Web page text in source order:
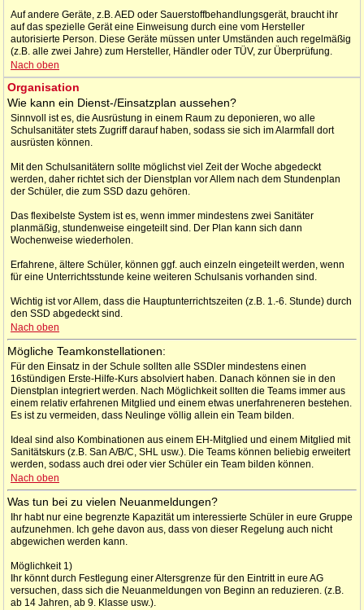
Auf andere Geräte, z.B. AED oder Sauerstoffbehandlungsgerät, braucht ihr
auf das spezielle Gerät eine Einweisung durch eine vom Hersteller
autorisierte Person. Diese Geräte müssen unter Umständen auch regelmäßig
(z.B. alle zwei Jahre) zum Hersteller, Händler oder TÜV, zur Überprüfung.
Nach oben
Organisation
Wie kann ein Dienst-/Einsatzplan aussehen?
Sinnvoll ist es, die Ausrüstung in einem Raum zu deponieren, wo alle
Schulsanitäter stets Zugriff darauf haben, sodass sie sich im Alarmfall dort
ausrüsten können.
Mit den Schulsanitätern sollte möglichst viel Zeit der Woche abgedeckt
werden, daher richtet sich der Dienstplan vor Allem nach dem Stundenplan
der Schüler, die zum SSD dazu gehören.
Das flexibelste System ist es, wenn immer mindestens zwei Sanitäter
planmäßig, stundenweise eingeteilt sind. Der Plan kann sich dann
Wochenweise wiederholen.
Erfahrene, ältere Schüler, können ggf. auch einzeln eingeteilt werden, wenn
für eine Unterrichtsstunde keine weiteren Schulsanis vorhanden sind.
Wichtig ist vor Allem, dass die Hauptunterrichtszeiten (z.B. 1.-6. Stunde) durch
den SSD abgedeckt sind.
Nach oben
Mögliche Teamkonstellationen:
Für den Einsatz in der Schule sollten alle SSDler mindestens einen
16stündigen Erste-Hilfe-Kurs absolviert haben. Danach können sie in den
Dienstplan integriert werden. Nach Möglichkeit sollten die Teams immer aus
einem relativ erfahrenen Mitglied und einem etwas unerfahreneren bestehen.
Es ist zu vermeiden, dass Neulinge völlig allein ein Team bilden.
Ideal sind also Kombinationen aus einem EH-Mitglied und einem Mitglied mit
Sanitätskurs (z.B. San A/B/C, SHL usw.). Die Teams können beliebig erweitert
werden, sodass auch drei oder vier Schüler ein Team bilden können.
Nach oben
Was tun bei zu vielen Neuanmeldungen?
Ihr habt nur eine begrenzte Kapazität um interessierte Schüler in eure Gruppe
aufzunehmen. Ich gehe davon aus, dass von dieser Regelung auch nicht
abgewichen werden kann.
Möglichkeit 1)
Ihr könnt durch Festlegung einer Altersgrenze für den Eintritt in eure AG
versuchen, dass sich die Neuanmeldungen von Beginn an reduzieren. (z.B.
ab 14 Jahren, ab 9. Klasse usw.).